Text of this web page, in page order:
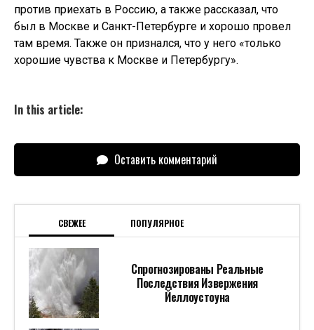
против приехать в Россию, а также рассказал, что
был в Москве и Санкт-Петербурге и хорошо провел
там время. Также он признался, что у него «только
хорошие чувства к Москве и Петербургу».
In this article:
Оставить комментарий
СВЕЖЕЕ ПОПУЛЯРНОЕ
Спрогнозированы Реальные
Последствия Извержения
Йеллоустоуна